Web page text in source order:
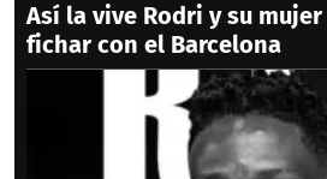
Así la vive Rodri y su
fichar con el Barcelona